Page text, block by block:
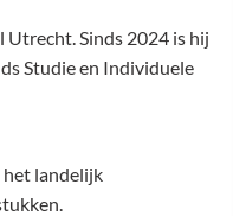
Utrecht. Sinds 2024 is hij
Studie en Individuele
het landelijk